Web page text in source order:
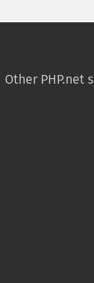
Other PHP.net